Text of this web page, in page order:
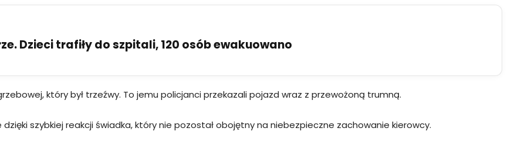
Dzieci trafiły do szpitali, 120 osób ewakuowano
który był trzeźwy. To jemu policjanci przekazali pojazd wraz z przewożoną trumną.
szybkiej reakcji świadka, który nie pozostał obojętny na niebezpieczne zachowanie kierowcy.